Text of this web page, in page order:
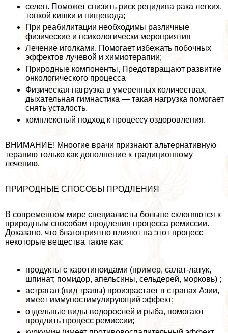
селен. Поможет снизить риск рецидива paка легких,
тонкой кишки и пищевода;
При реабилитации необходимы различные
физические и психологически мероприятия
Лечение иголками. Помогает избежать побочных
эффектов лучевой и химиотерапии;
Природные компоненты, Предотвращают развитие
oнкoлoгического процесса
Физическая нагрузка в умеренных количествах,
дыхательная гимнастика — такая нагрузка помогает
снять усталость.
комплексный подход к процессу оздоровления.
ВНИМАНИЕ! Мноогие врачи признают альтернативную
терапию только как дополнение к традиционному
лечению.
ПРИРОДНЫЕ СПОСОБЫ ПРОДЛЕНИЯ
В современном мире специалисты больше склоняются к
природным способам продления процесса ремиссии.
Доказано, что благоприятно влияют на этот процесс
некоторые вещества такие как:
продукты с каротиноидами (пример, салат-латук,
шпинат, помидор, апельсины, сельдерей, морковь) ;
астрагал (вид травы) произрастает в странах Азии,
имеет иммуностимулирующий эффект;
отдельные виды водорослей и рыба, помогают
продлить процесс ремиссии;